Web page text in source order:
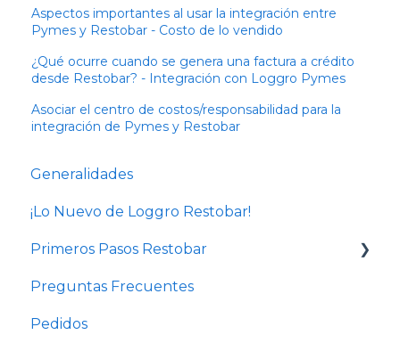
Aspectos importantes al usar la integración entre
Pymes y Restobar - Costo de lo vendido
¿Qué ocurre cuando se genera una factura a crédito
desde Restobar? - Integración con Loggro Pymes
Asociar el centro de costos/responsabilidad para la
integración de Pymes y Restobar
Generalidades
¡Lo Nuevo de Loggro Restobar!
Primeros Pasos Restobar
Cursos de administración de Restaurantes y
Preguntas Frecuentes
Pedidos